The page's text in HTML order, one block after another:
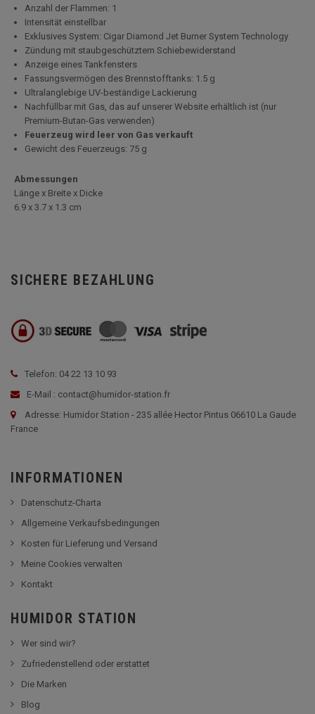
Anzahl der Flammen: 1
Intensität einstellbar
Exklusives System: Cigar Diamond Jet Burner System Technology
Zündung mit staubgeschütztem Schiebewiderstand
Anzeige eines Tankfensters
Fassungsvermögen des Brennstofftanks: 1.5 g
Ultralanglebige UV-beständige Lackierung
Nachfüllbar mit Gas, das auf unserer Website erhältlich ist (nur
Premium-Butan-Gas verwenden)
Feuerzeug wird leer von Gas verkauft
Gewicht des Feuerzeugs: 75 g
Abmessungen
Länge x Breite x Dicke
6.9 x 3.7 x 1.3 cm
SICHERE BEZAHLUNG
Telefon: 04 22 13 10 93
E-Mail : contact@humidor-station.fr
Adresse: Humidor Station - 235 allée Hector Pintus 06610 La Gaude
France
INFORMATIONEN
Datenschutz-Charta
Allgemeine Verkaufsbedingungen
Kosten für Lieferung und Versand
Meine Cookies verwalten
Kontakt
HUMIDOR STATION
Wer sind wir?
Zufriedenstellend oder erstattet
Die Marken
Blog